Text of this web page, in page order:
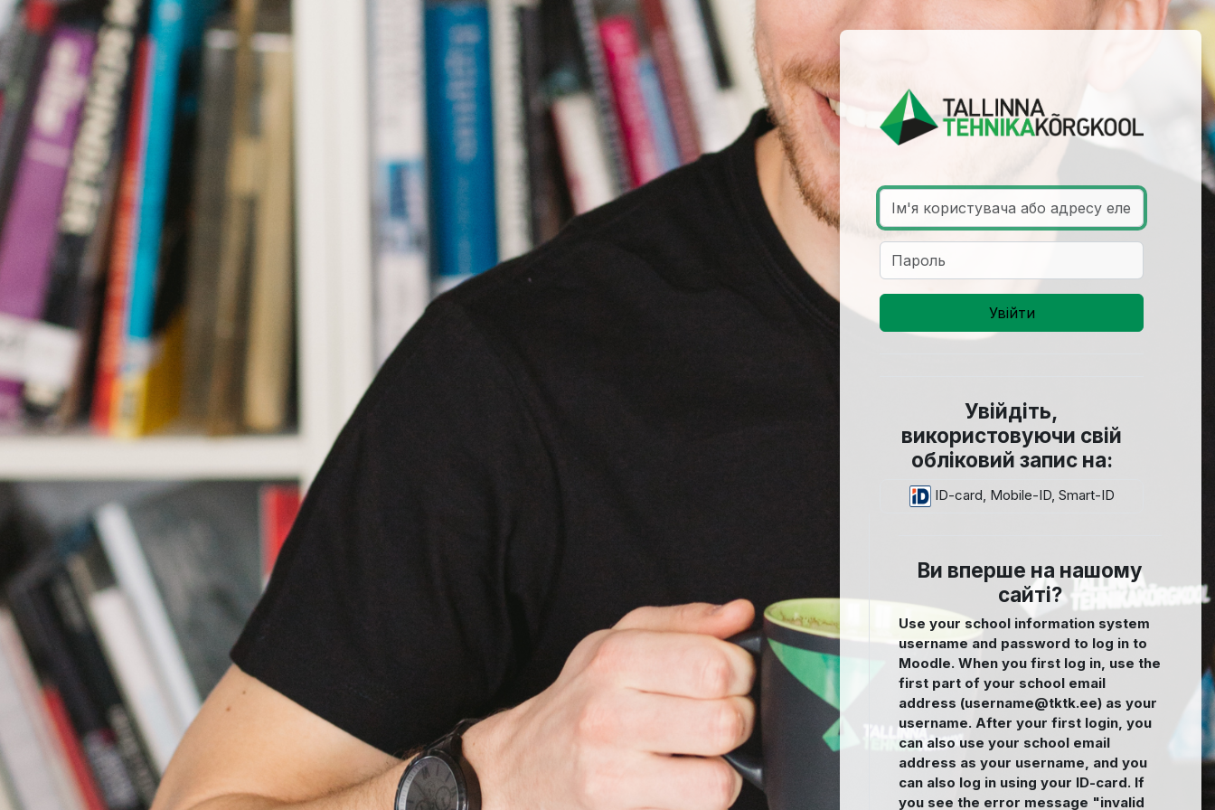
Перейти до головного вмісту
Увійти до
Ім'я користувача або адресу електронної пошти
Пароль
Увійти
Увійдіть,
використовуючи свій
обліковий запис на:
ID-card, Mobile-ID, Smart-ID
Ви вперше на нашому
сайті?
Use your school information system
username and password to log in to
Moodle. When you first log in, use the
first part of your school email
address (username@tktk.ee) as your
username. After your first login, you
can also use your school email
address as your username, and you
can also log in using your ID-card. If
you see the error message "invalid